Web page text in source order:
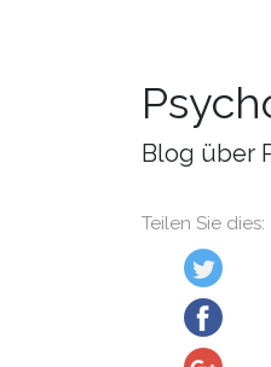
Blog über
Teilen Sie dies: